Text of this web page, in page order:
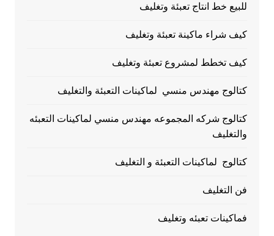
للبيع خط انتاج تعبئة وتغليف
كيف شراء ماكينة تعبئة وتغليف
كيف تخطط لمشروع تعبئة وتغليف
كتالوج مهندس منسي لماكينات التعبئة والتغليف
كتالوج شركه المجموعه مهندس منسي لماكينات التعبئه
والتغليف
كتالوج لماكينات التعبئة و التغليف
فن التغليف
فماكينات تعبئه وتغليف